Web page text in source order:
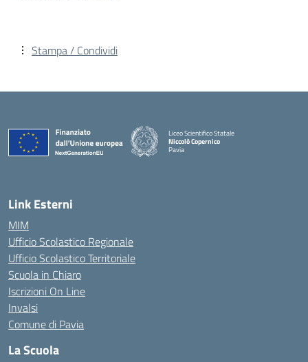
Stampa / Condividi
Liceo Scientifico Statale
Niccolò Copernico
Pavia
Link Esterni
MIM
Ufficio Scolastico Regionale
Ufficio Scolastico Territoriale
Scuola in Chiaro
Iscrizioni On Line
Invalsi
Comune di Pavia
La Scuola